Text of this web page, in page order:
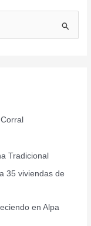
Tradicional
35 viviendas de
en Alpa